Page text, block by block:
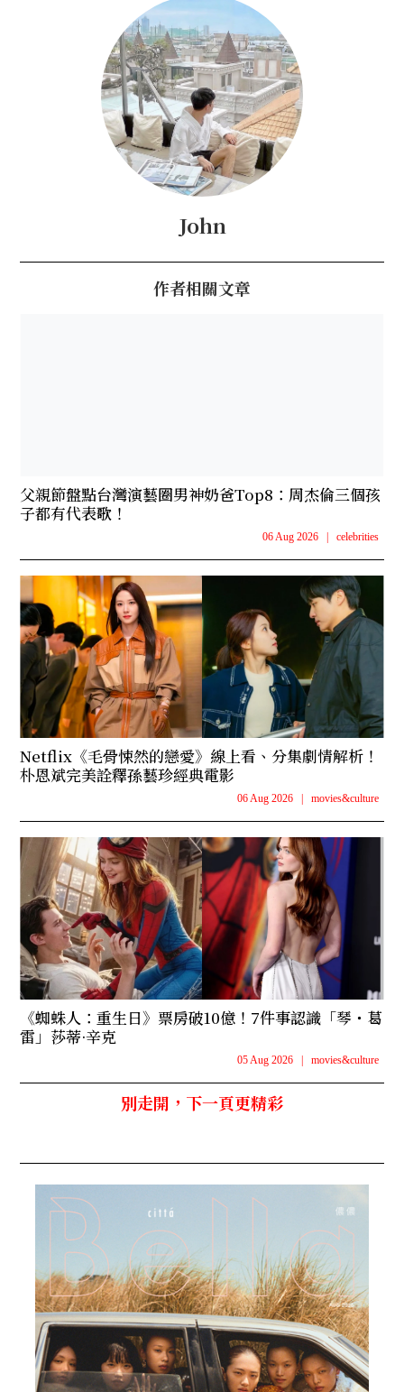
John
作者相關文章
父親節盤點台灣演藝圈男神奶爸Top8：周杰倫三個孩
子都有代表歌！
06 Aug 2026 | celebrities
Netflix《毛骨悚然的戀愛》線上看、分集劇情解析！
朴恩斌完美詮釋孫藝珍經典電影
06 Aug 2026 | movies&culture
《蜘蛛人：重生日》票房破10億！7件事認識「琴・葛
雷」莎蒂·辛克
05 Aug 2026 | movies&culture
別走開，下一頁更精彩